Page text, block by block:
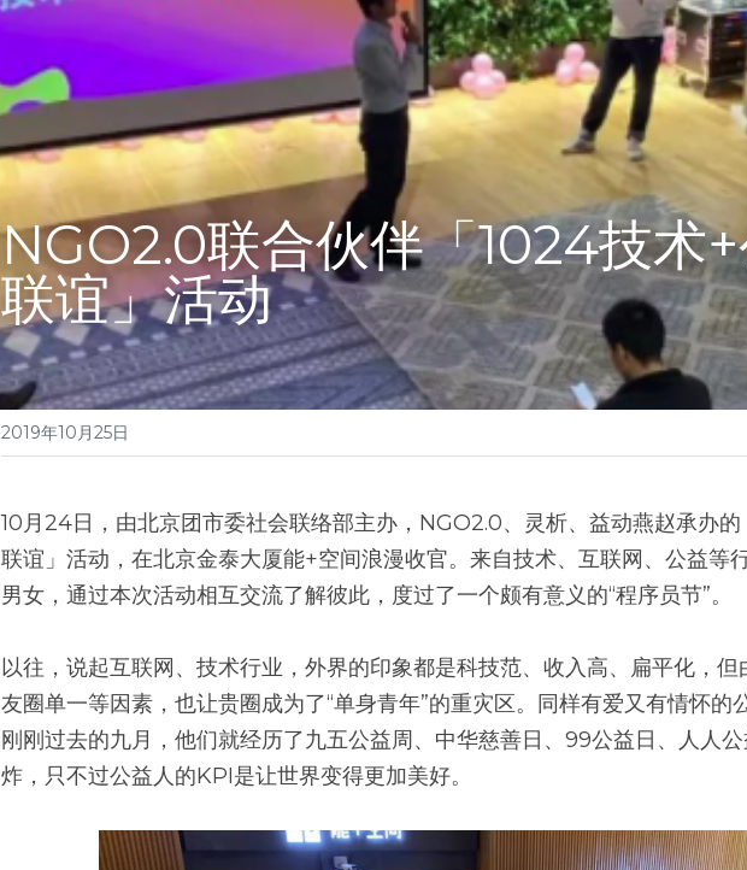
NGO2.0联合伙伴「1024技术
联谊」活动
2019年10月25日
10月24日，由北京团市委社会联络部主办，NGO2.0、灵析、益动燕赵承办
联谊」活动，在北京金泰大厦能+空间浪漫收官。来自技术、互联网、公益等
男女，通过本次活动相互交流了解彼此，度过了一个颇有意义的“程序员节”。
以往，说起互联网、技术行业，外界的印象都是科技范、收入高、扁平化，但
友圈单一等因素，也让贵圈成为了“单身青年”的重灾区。同样有爱又有情怀的
刚刚过去的九月，他们就经历了九五公益周、中华慈善日、99公益日、人人
炸，只不过公益人的KPI是让世界变得更加美好。